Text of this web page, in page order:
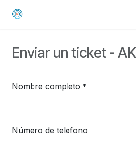
Enviar un ticket -
Nombre completo *
Número de teléfono